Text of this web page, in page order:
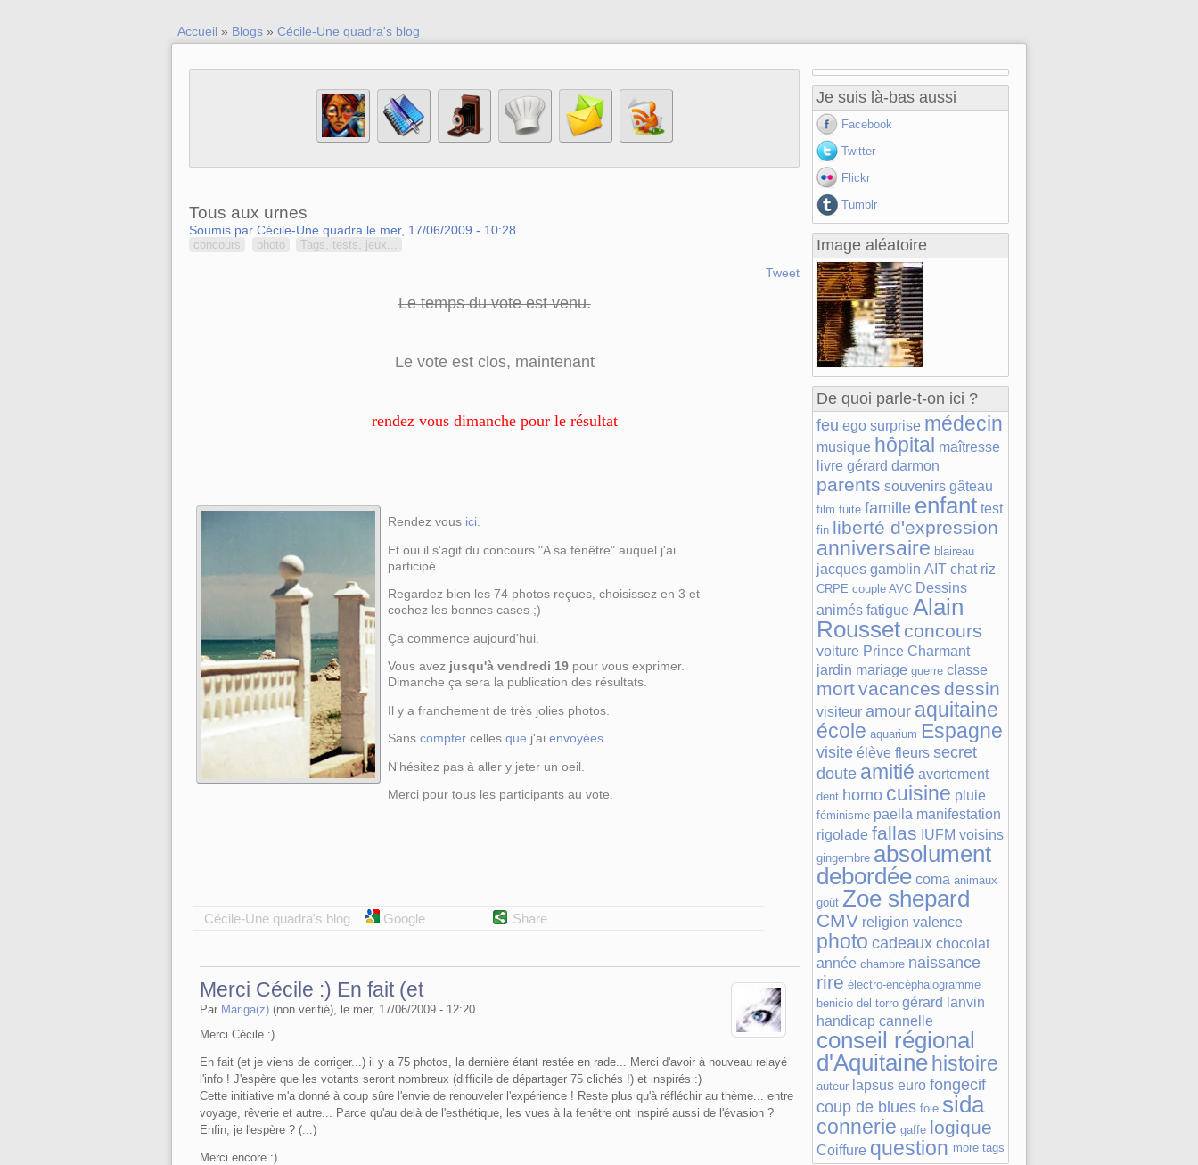
Accueil » Blogs » Cécile-Une quadra's blog
Tous aux urnes
Soumis par Cécile-Une quadra le mer, 17/06/2009 - 10:28
concours photo Tags, tests, jeux...
Tweet
Le temps du vote est venu.
Le vote est clos, maintenant
rendez vous dimanche pour le résultat
Rendez vous ici.
Et oui il s'agit du concours "A sa fenêtre" auquel j'ai
participé.
Regardez bien les 74 photos reçues, choisissez en 3 et
cochez les bonnes cases ;)
Ça commence aujourd'hui.
Vous avez jusqu'à vendredi 19 pour vous exprimer.
Dimanche ça sera la publication des résultats.
Il y a franchement de très jolies photos.
Sans compter celles que j'ai envoyées.
N'hésitez pas à aller y jeter un oeil.
Merci pour tous les participants au vote.
Cécile-Une quadra's blog Google Share
Merci Cécile :) En fait (et
Par Mariga(z) (non vérifié), le mer, 17/06/2009 - 12:20.
Merci Cécile :)
En fait (et je viens de corriger...) il y a 75 photos, la dernière étant restée en rade... Merci d'avoir à nouveau relayé
l'info ! J'espère que les votants seront nombreux (difficile de départager 75 clichés !) et inspirés :)
Cette initiative m'a donné à coup sûre l'envie de renouveler l'expérience ! Reste plus qu'à réfléchir au thème... entre
voyage, rêverie et autre... Parce qu'au delà de l'esthétique, les vues à la fenêtre ont inspiré aussi de l'évasion ?
Enfin, je l'espère ? (...)
Merci encore :)
Je suis là-bas aussi
Facebook
Twitter
Flickr
Tumblr
Image aléatoire
De quoi parle-t-on ici ?
feu ego surprise médecin
musique hôpital maîtresse
livre gérard darmon
parents souvenirs gâteau
film fuite famille enfant test
fin liberté d'expression
anniversaire blaireau
jacques gamblin AIT chat riz
CRPE couple AVC Dessins
animés fatigue Alain
Rousset concours
voiture Prince Charmant
jardin mariage guerre classe
mortvacances dessin
visiteur amour aquitaine
école aquarium Espagne
visite élève fleurs secret
doute amitié avortement
dent homo cuisine pluie
féminisme paella manifestation
rigolade fallas IUFM voisins
gingembre absolument
debordée coma animaux
goût Zoe shepard
CMV religion valence
photo cadeaux chocolat
année chambre naissance
rire électro-encéphalogramme
benicio del torro gérard lanvin
handicap cannelle
conseil régional
d'Aquitainehistoire
auteur lapsus euro fongecif
coup de blues foie sida
connerie gaffe logique
Coiffure question more tags